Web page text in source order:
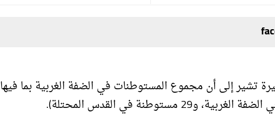
تشير إلى أن مجموع المستوطنات في الضفة الغربية بما فيها